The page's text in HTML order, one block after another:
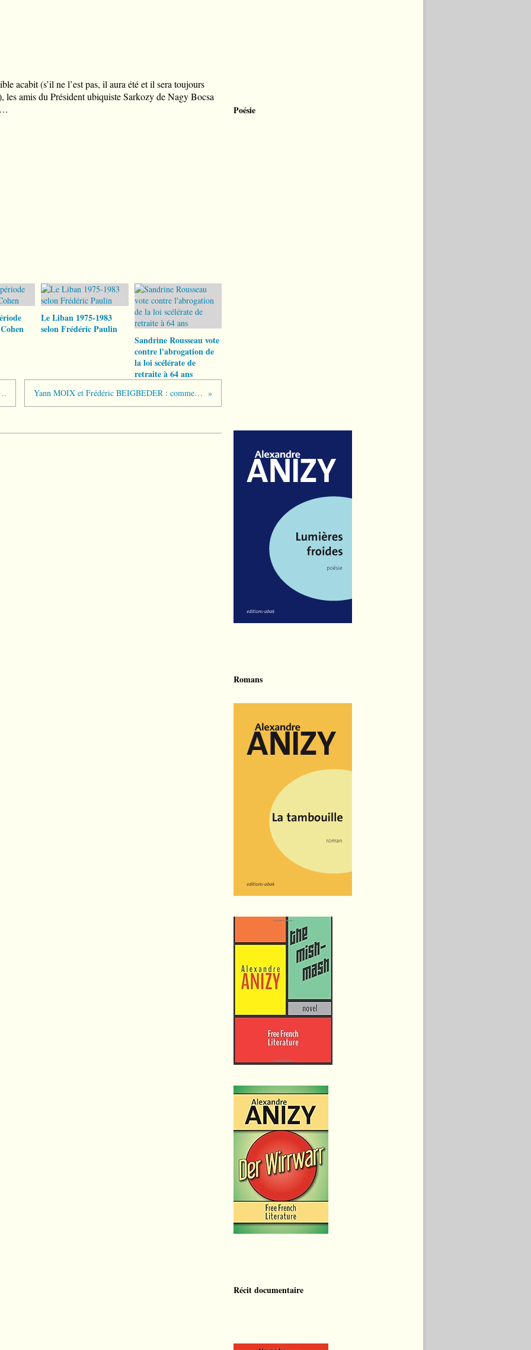
acabit (s’il ne l’est pas, il aura été et il sera toujours
amis du Président ubiquiste Sarkozy de Nagy Bocsa
…
Le Liban 1975-1983
selon Frédéric Paulin
Sandrine Rousseau vote
contre l'abrogation de
la loi scélérate de
retraite à 64 ans
de Rabindranath TAGORE Yann MOIX et Frédéric BEIGBEDER : comment faire du fric ?
Poésie
Romans
Récit documentaire